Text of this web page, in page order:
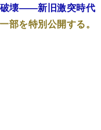
破壊――新旧激突時代
部を特別公開する。